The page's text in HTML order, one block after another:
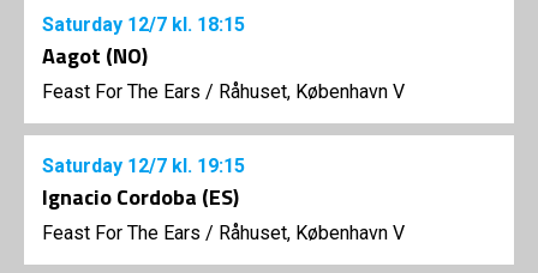
Saturday 12/7 kl. 18:15
Aagot (NO)
Feast For The Ears / Råhuset, København V
Saturday 12/7 kl. 19:15
Ignacio Cordoba (ES)
Feast For The Ears / Råhuset, København V